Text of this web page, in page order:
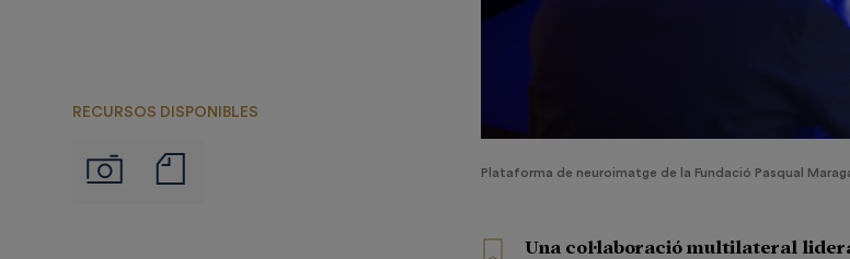
Plataforma de neuroimatge de la Fundació Pasqual
RECURSOS DISPONIBLES
Imágenes
de
Una col·laboració multilateral